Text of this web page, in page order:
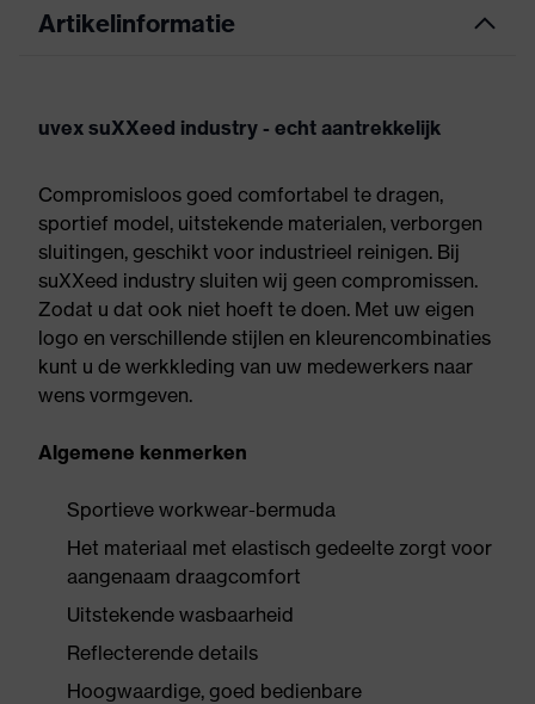
Artikelinformatie
uvex suXXeed industry - echt aantrekkelijk
Compromisloos goed comfortabel te dragen,
sportief model, uitstekende materialen, verborgen
sluitingen, geschikt voor industrieel reinigen. Bij
suXXeed industry sluiten wij geen compromissen.
Zodat u dat ook niet hoeft te doen. Met uw eigen
logo en verschillende stijlen en kleurencombinaties
kunt u de werkkleding van uw medewerkers naar
wens vormgeven.
Algemene kenmerken
Sportieve workwear-bermuda
Het materiaal met elastisch gedeelte zorgt voor
aangenaam draagcomfort
Uitstekende wasbaarheid
Reflecterende details
Hoogwaardige, goed bedienbare